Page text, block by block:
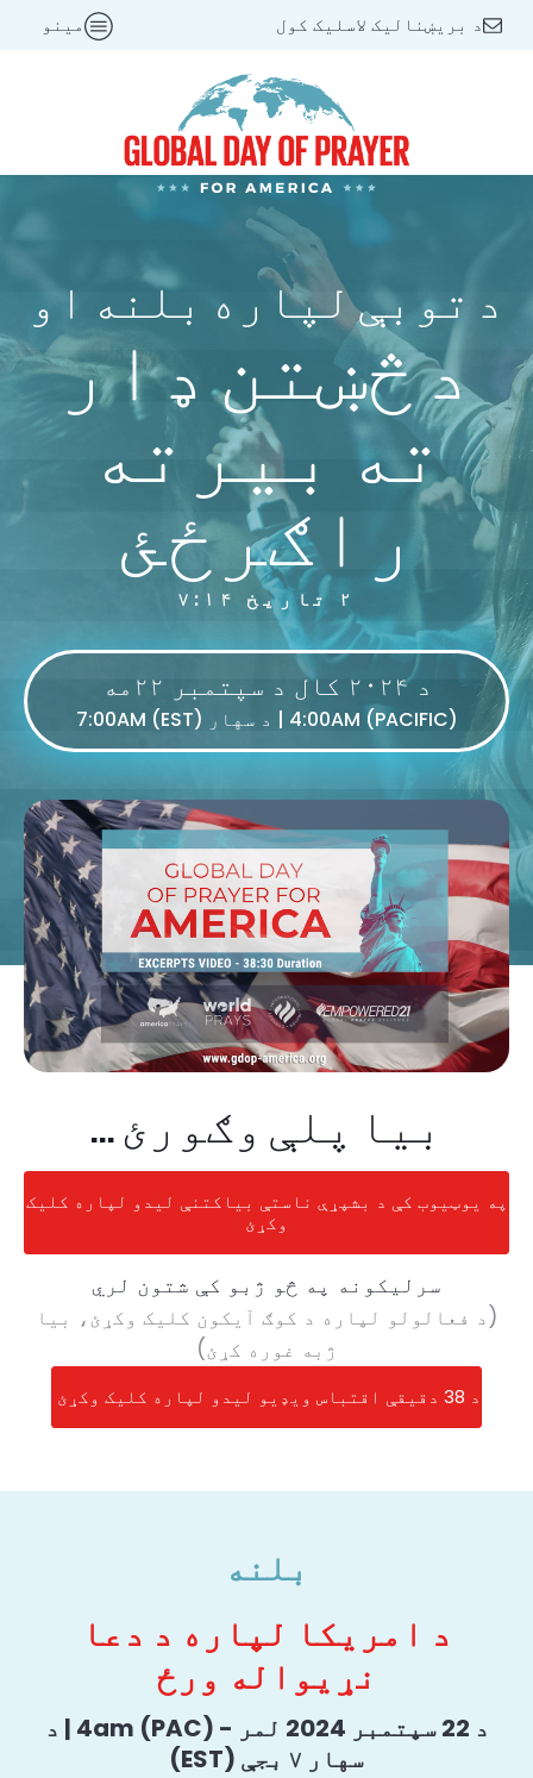
د بریښنالیک لاسلیک کول مینو
د توبې لپاره بلنه او
د څښتن ډار
ته بیرته
راګرځئ
۲ تاریخ ۷:۱۴
د ۲۰۲۴ کال د سپتمبر ۲۲مه
4:00AM (PACIFIC) | د سهار 7:00AM (EST)
بیا پلې وګورئ ...
په یوټیوب کې د بشپړې ناستې بیاکتنې لیدو لپاره کلیک
وکړئ
سرلیکونه په څو ژبو کې شتون لري
(د فعالولو لپاره د کوګ آیکون کلیک وکړئ، بیا
ژبه غوره کړئ)
د 38 دقیقې اقتباس ویډیو لیدو لپاره کلیک وکړئ
بلنه
د امریکا لپاره د دعا
نړیواله ورځ
د 22 سپتمبر 2024 لمر - 4am (PAC) | د
سهار ۷ بجې (EST)